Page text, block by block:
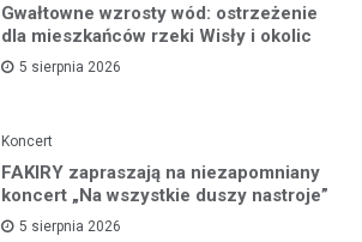
Gwałtowne wzrosty wód: ostrzeżenie
dla mieszkańców rzeki Wisły i okolic
5 sierpnia 2026
Koncert
FAKIRY zapraszają na niezapomniany
koncert „Na wszystkie duszy nastroje”
5 sierpnia 2026